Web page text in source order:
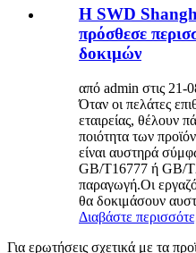
Η SWD
πρόσθεσε
δοκιμών
από admin στις 21-
Όταν οι πελάτες
εταιρείας, θέλουν
ποιότητα των
είναι αυστηρά
GB/T16777 ή GB/
παραγωγή.Οι
θα δοκιμάσουν
Διαβάστε
Για ερωτήσεις σχετικά με τα